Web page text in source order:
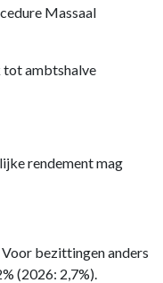
Massaal
tot ambtshalve
rendement mag
bezittingen anders
(2026: 2,7%).